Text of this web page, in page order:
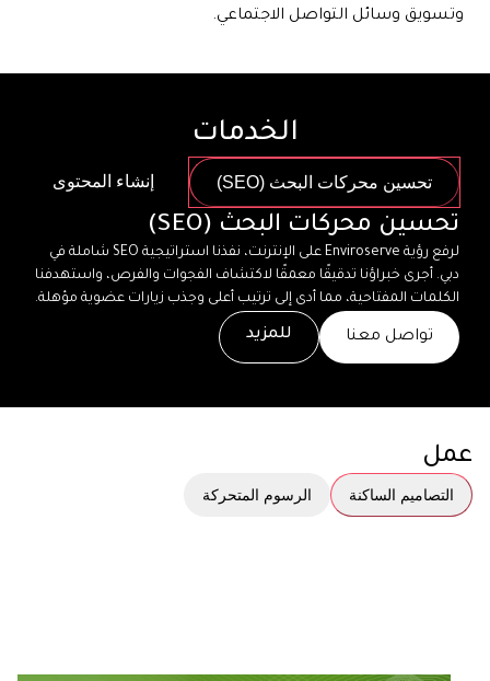
وتسويق وسائل التواصل الاجتماعي.
الخدمات
تحسين محركات البحث (SEO) إنشاء المحتوى
تحسين محركات البحث (SEO)
الكلمات المفتاحية، مما أدى إلى ترتيب أعلى وجذب زيارات عضوية مؤهلة.
تواصل معنا للمزيد
عمل
التصاميم الساكنة الرسوم المتحركة